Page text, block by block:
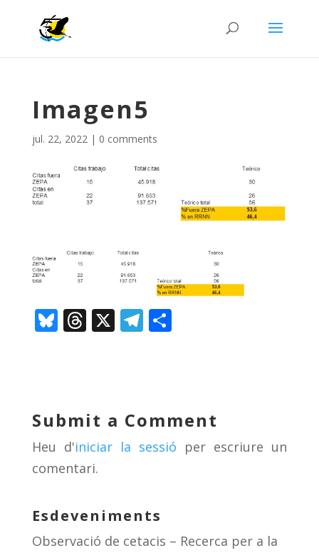
Imagen5
jul. 22, 2022| 0 comments
Bl
y
T
d
s
X T
a
m
C
ar
te
ix
Submit a Comment
Heu d'iniciar la sessió per escriure un
comentari.
Esdeveniments
Observació de cetacis – Recerca per a la